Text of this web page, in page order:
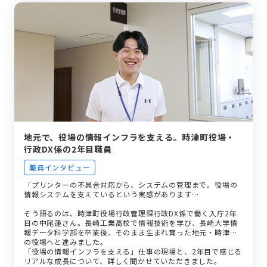
地元で、役場の情報インフラを支える。時津町役場・
行政DX係の2年目職員
職員インタビュー
「プリンターの不具合対応から、システムの管理まで。役場の
情報システムを支えているという実感があります…
そう語るのは、時津町役場行政管理課行政DX係で働く入庁2年
目の中尾蓮さん。長崎工業高校で情報技術を学び、長崎大学情
報データ科学部を卒業後、そのまま生まれ育った地元・時津町
の役場へと進みました。
「役場の情報インフラを支える」仕事の現場と、2年目で感じる
リアルな成長について、詳しく聞かせていただきました。